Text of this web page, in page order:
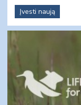
Įvesti naują